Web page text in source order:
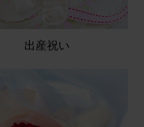
出産祝い